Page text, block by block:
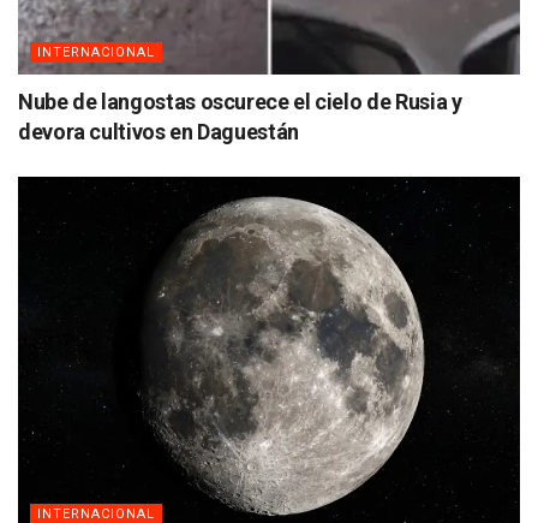
INTERNACIONAL
Nube de langostas oscurece el cielo de Rusia y
devora cultivos en Daguestán
INTERNACIONAL